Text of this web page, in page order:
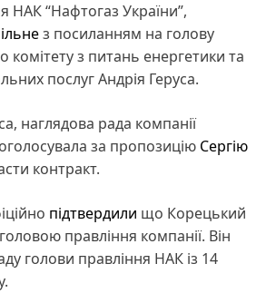
НАК “Нафтогаз України”,
з посиланням на голову
комітету з питань енергетики та
послуг Андрія Геруса.
наглядова рада компанії
за пропозицію Сергію
контракт.
підтвердили що Корецький
правління компанії. Він
голови правління НАК із 14